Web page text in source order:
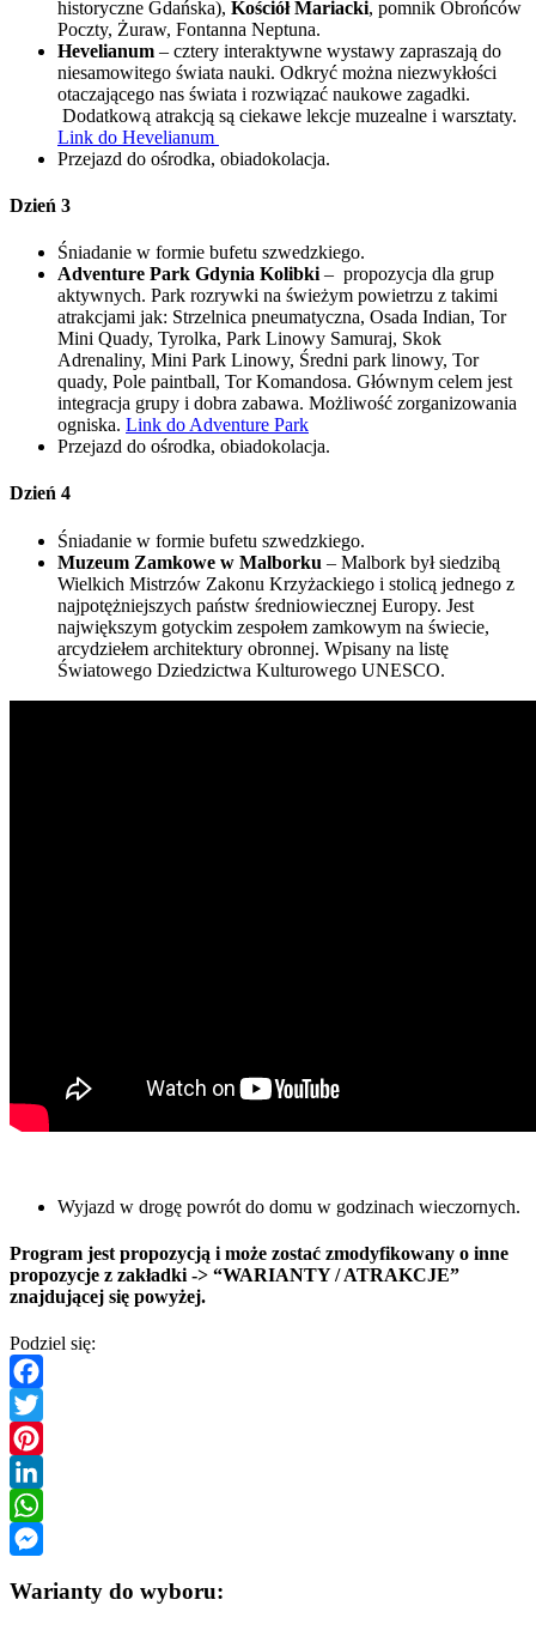
historyczne Gdańska), Kościół Mariacki, pomnik Obrońców
Poczty, Żuraw, Fontanna Neptuna.
Hevelianum – cztery interaktywne wystawy zapraszają do
niesamowitego świata nauki. Odkryć można niezwykłości
otaczającego nas świata i rozwiązać naukowe zagadki.
Dodatkową atrakcją są ciekawe lekcje muzealne i warsztaty.
Link do Hevelianum
Przejazd do ośrodka, obiadokolacja.
Dzień 3
Śniadanie w formie bufetu szwedzkiego.
Adventure Park Gdynia Kolibki – propozycja dla grup
aktywnych. Park rozrywki na świeżym powietrzu z takimi
atrakcjami jak: Strzelnica pneumatyczna, Osada Indian, Tor
Mini Quady, Tyrolka, Park Linowy Samuraj, Skok
Adrenaliny, Mini Park Linowy, Średni park linowy, Tor
quady, Pole paintball, Tor Komandosa. Głównym celem jest
integracja grupy i dobra zabawa. Możliwość zorganizowania
ogniska. Link do Adventure Park
Przejazd do ośrodka, obiadokolacja.
Dzień 4
Śniadanie w formie bufetu szwedzkiego.
Muzeum Zamkowe w Malborku – Malbork był siedzibą
Wielkich Mistrzów Zakonu Krzyżackiego i stolicą jednego z
najpotężniejszych państw średniowiecznej Europy. Jest
największym gotyckim zespołem zamkowym na świecie,
arcydziełem architektury obronnej. Wpisany na listę
Światowego Dziedzictwa Kulturowego UNESCO.
Wyjazd w drogę powrót do domu w godzinach wieczornych.
Program jest propozycją i może zostać zmodyfikowany o inne
propozycje z zakładki -> “WARIANTY / ATRAKCJE”
znajdującej się powyżej.
Podziel się:
Facebook
Twitter
Pinterest
LinkedIn
WhatsApp
Warianty do wyboru: